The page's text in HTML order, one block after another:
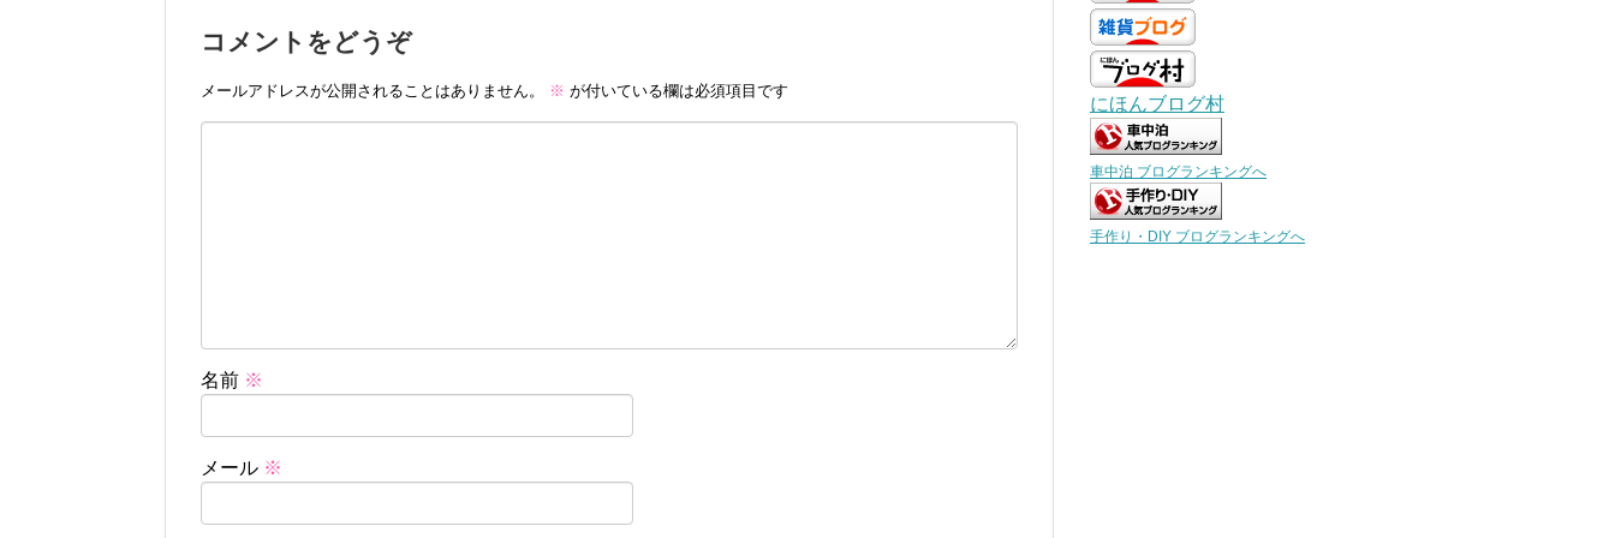
コメントをどうぞ
メールアドレスが公開されることはありません。 ※ が付いている欄は必須項目です
名前 ※
メール ※
にほんブログ村
車中泊 ブログランキングへ
手作り・DIY ブログランキングへ